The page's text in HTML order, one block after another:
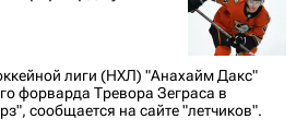
Матвей Мичковлиги (НХЛ) "Анахайм Дакс"
форварда Тревора Зеграса в
сообщается на сайте "летчиков".